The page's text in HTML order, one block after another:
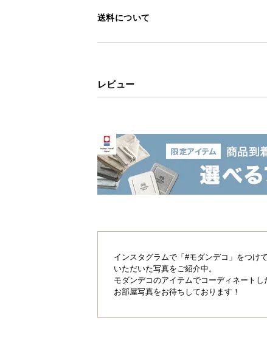
ジグザグに組合わさった棚板によ
シリーズで組み
シリーズからお好みの形を選んで
屋の広さに合わせたラックができま
送料について
レビュー
インスタグラムで「#モダンデコ」をつけ
いただいた写真をご紹介中。
モダンデコのアイテムでコーディネートし
お部屋写真をお待ちしております！